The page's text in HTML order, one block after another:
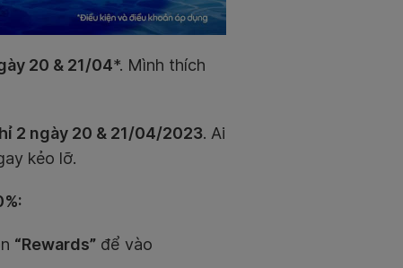
20 & 21/04*. Mình thích
2 ngày 20 & 21/04/2023. Ai
kẻo lỡ.
“Rewards” để vào